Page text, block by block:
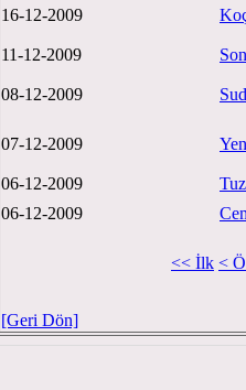
16-12-2009
11-12-2009
08-12-2009
07-12-2009
06-12-2009
06-12-2009
<< İlk <
[Geri Dön]